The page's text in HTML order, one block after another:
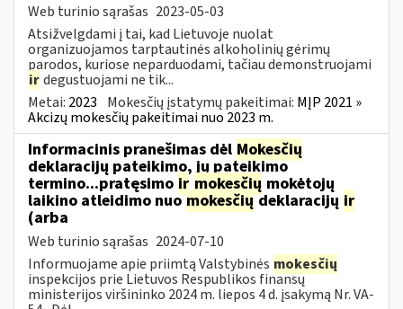
Web turinio sąrašas 2023-05-03
Atsižvelgdami į tai, kad Lietuvoje nuolat
organizuojamos tarptautinės alkoholinių gėrimų
parodos, kuriose neparduodami, tačiau demonstruojami
irdegustuojami ne tik...
Metai: 2023 Mokesčių įstatymų pakeitimai: MĮP 2021 »
Akcizų mokesčių pakeitimai nuo 2023 m.
Informacinis pranešimas dėl Mokesčių
deklaracijų pateikimo, jų pateikimo
termino...pratęsimo ir mokesčių mokėtojų
laikino atleidimo nuomokesčiųdeklaracijų ir
(arba
Web turinio sąrašas 2024-07-10
Informuojame apie priimtą Valstybinės mokesčių
inspekcijos prie Lietuvos Respublikos finansų
ministerijos viršininko 2024 m. liepos 4 d. įsakymą Nr. VA-